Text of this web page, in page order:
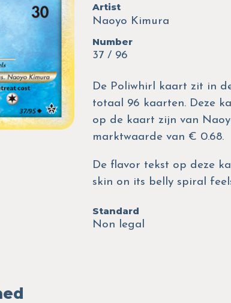
Artist
Naoyo Kimura
Number
37 / 96
De Poliwhirl kaart zit in
totaal 96 kaarten. Deze
op de kaart zijn van
marktwaarde van € 0.68.
De flavor tekst op deze
skin on its belly spiral
Standard
Non legal